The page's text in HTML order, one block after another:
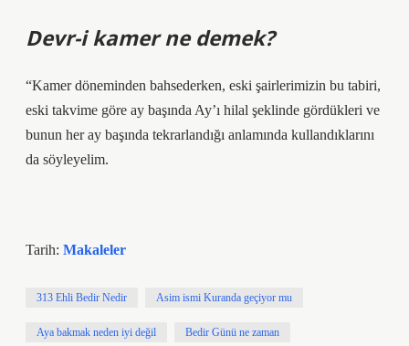
Devr-i kamer ne demek?
“Kamer döneminden bahsederken, eski şairlerimizin bu tabiri,
eski takvime göre ay başında Ay’ı hilal şeklinde gördükleri ve
bunun her ay başında tekrarlandığı anlamında kullandıklarını
da söyleyelim.
Tarih: Makaleler
313 Ehli Bedir Nedir Asim ismi Kuranda geçiyor mu
Aya bakmak neden iyi değil Bedir Günü ne zaman